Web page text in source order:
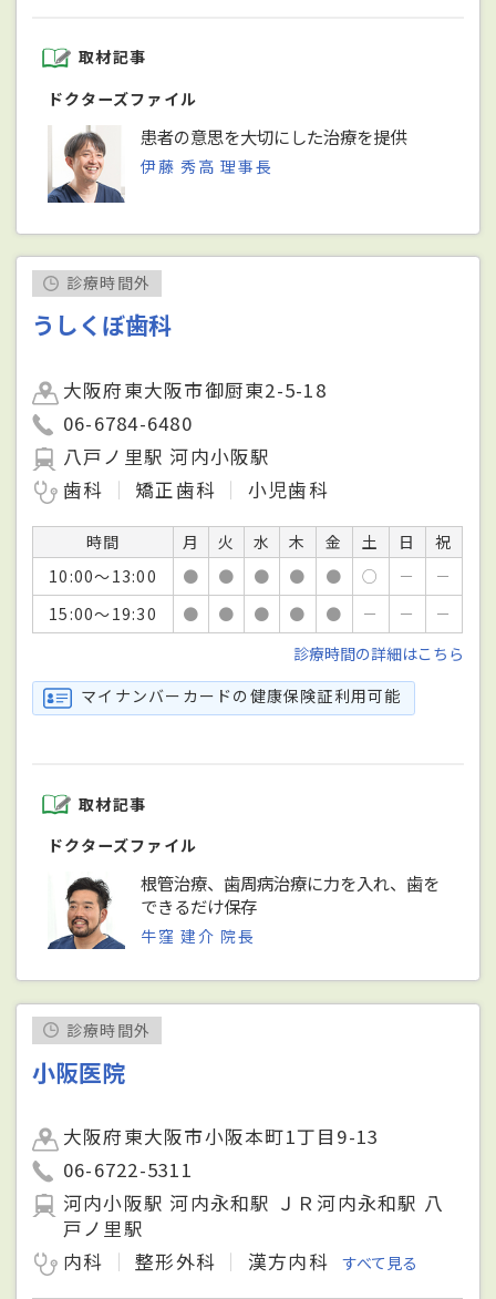
取材記事
ドクターズファイル
患者の意思を大切にした治療を提供
伊藤 秀高 理事長
診療時間外
うしくぼ歯科
大阪府東大阪市御厨東2-5-18
06-6784-6480
八戸ノ里駅 河内小阪駅
歯科
矯正歯科 小児歯科
時間 月 火 水 木 金 土 日
祝
10:00～13:00
● ● ● ● ● ○ －
－
15:00～19:30
● ● ● ● ● － －
－
診療時間の詳細はこちら
マイナンバーカードの健康保険証利用可能
取材記事
ドクターズファイル
根管治療、歯周病治療に力を入れ、歯を
できるだけ保存
牛窪 建介 院長
診療時間外
小阪医院
大阪府東大阪市小阪本町1丁目9-13
06-6722-5311
河内小阪駅 河内永和駅 ＪＲ河内永和駅 八
戸ノ里駅
内科
整形外科 漢方内科 すべて見る